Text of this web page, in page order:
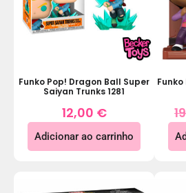
Funko Pop! Dragon Ball Super
Saiyan Trunks 1281
12,00 €
Adicionar ao carrinho
Funko